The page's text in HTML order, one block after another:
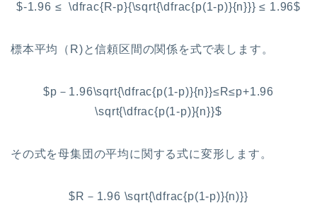
$-1.96 ≤ \dfrac{R-p}{\sqrt{\dfrac{p(1-p)}{n}}} ≤ 1.96$
標本平均（R)と信頼区間の関係を式で表します。
$p－1.96\sqrt{\dfrac{p(1-p)}{n}}≤R≤p+1.96
\sqrt{\dfrac{p(1-p)}{n}}$
その式を母集団の平均に関する式に変形します。
$R－1.96 \sqrt{\dfrac{p(1-p)}{n)}}